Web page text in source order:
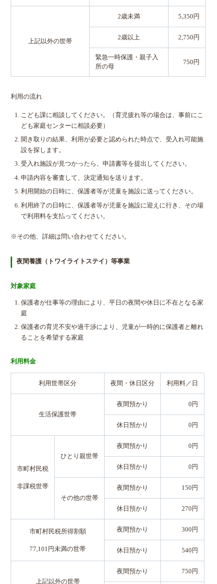
上記以外の世帯
2歳未満 5,350円
2歳以上 2,750円
緊急一時保護・親子入
所の母
750円
利用の流れ
こども課に相談してください。（育児疲れ等の場合は、事前にこ
ども家庭センターに相談必要）
聞き取りの結果、利用が必要と認められた時点で、受入れ可能施
設を探します。
受入れ施設が見つかったら、申請書等を提出してください。
申請内容を審査して、決定通知を送ります。
利用開始の日時に、保護者等が児童を施設に送ってください。
利用終了の日時に、保護者等が児童を施設に迎えに行き、その場
で利用料を支払ってください。
※その他、詳細は問い合わせてください。
夜間養護（トワイライトステイ）等事業
対象家庭
保護者が仕事等の理由により、平日の夜間や休日に不在となる家
庭
保護者の育児不安や過干渉により、児童が一時的に保護者と離れ
ることを希望する家庭
利用料金
利用世帯区分 夜間・休日区分 利用料／日
生活保護世帯
夜間預かり 0円
休日預かり 0円
市町村民税
非課税世帯
ひとり親世帯
夜間預かり 0円
休日預かり 0円
その他の世帯
夜間預かり 150円
休日預かり 270円
市町村民税所得割額
77,101円未満の世帯
夜間預かり 300円
休日預かり 540円
上記以外の世帯
夜間預かり 750円